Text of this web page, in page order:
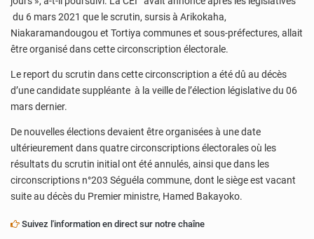
du 6 mars 2021 que le scrutin, sursis à Arikokaha,
Niakaramandougou et Tortiya communes et sous-préfectures, allait
être organisé dans cette circonscription électorale.
Le report du scrutin dans cette circonscription a été dû au décès
d’une candidate suppléante à la veille de l’élection législative du 06
mars dernier.
De nouvelles élections devaient être organisées à une date
ultérieurement dans quatre circonscriptions électorales où les
résultats du scrutin initial ont été annulés, ainsi que dans les
circonscriptions n°203 Séguéla commune, dont le siège est vacant
suite au décès du Premier ministre, Hamed Bakayoko.
Suivez l'information en direct sur notre chaîne